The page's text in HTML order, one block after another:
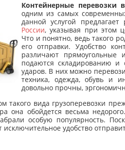
Контейнерные перевозки
одним из самых
данной услугой
России, указывая при этом
Что и понятно, ведь такого
его отправки. Удобство
различают прямоугольные
подаются складированию и
ударов. В них можно
техника, одежда, обувь и
довольно прочны,
вида грузоперевозки
она обойдется весьма
особую популярность.
удобство